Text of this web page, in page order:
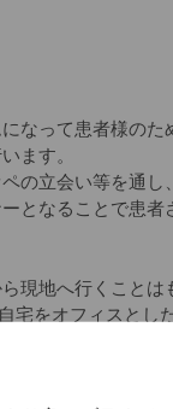
なって患者様のた
ます。
の立会い等を通し
となることで患者
現地へ行くことは
宅をオフィスとし
るように」という
社内イントラネッ